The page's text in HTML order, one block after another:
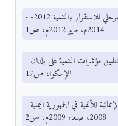
- وزارة التخطيط والتعاون الدولي، البرنامج المرحلي للاستقرار والتنمية 2012-
2014م، مايو 2012م، ص1
- اللجنة الاقتصادية والاجتماعية لغربي آسيا، تطبيق مؤشرات التنمية على بلدان
الإسكوا، ص17
- الجهاز المركزي للإحصاء، مؤشرات الأهداف الإنمائية للألفية في الجمهورية اليمنية
2008، صنعاء 2009م، ص2